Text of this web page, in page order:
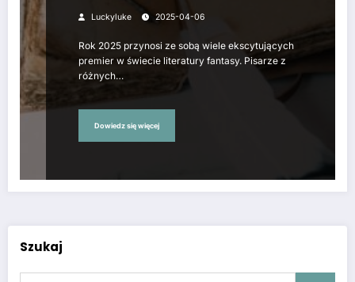
Luckyluke 2025-04-06
Rok 2025 przynosi ze sobą wiele ekscytujących
premier w świecie literatury fantasy. Pisarze z
różnych…
Dowiedz się więcej
Szukaj